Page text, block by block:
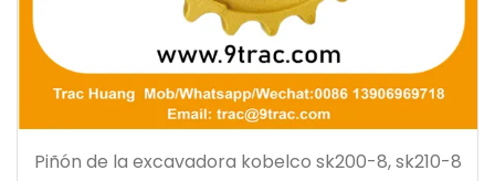
Piñón de la excavadora kobelco sk200-8, sk210-8